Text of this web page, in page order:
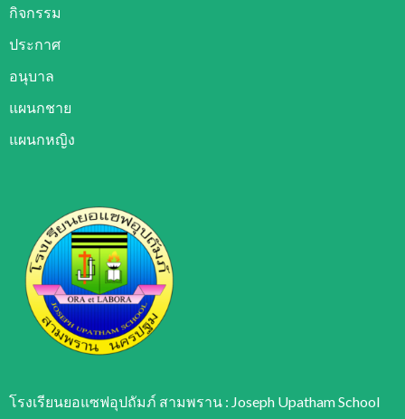
กิจกรรม
ประกาศ
อนุบาล
แผนกชาย
แผนกหญิง
โรงเรียนยอแซฟอุปถัมภ์ สามพราน : Joseph Upatham School